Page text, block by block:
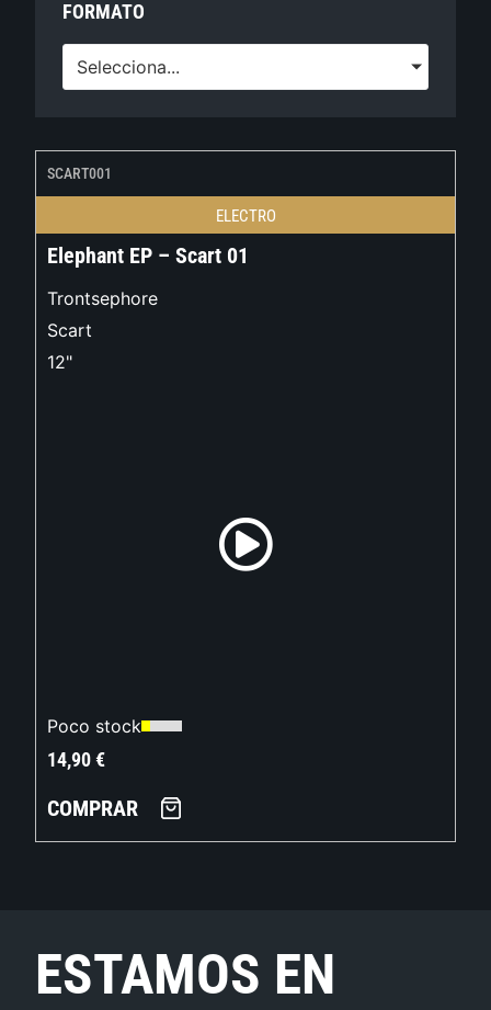
FORMATO
Selecciona...
SCART001
ELECTRO
Elephant EP – Scart 01
Trontsephore
Scart
12"
Poco stock
14,90€
COMPRAR
ESTAMOS EN